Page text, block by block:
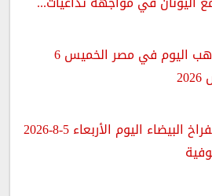
سعر الذهب اليوم في مصر الخميس 6
أسعار الفراخ البيضاء اليوم الأربعاء 5-8-2026